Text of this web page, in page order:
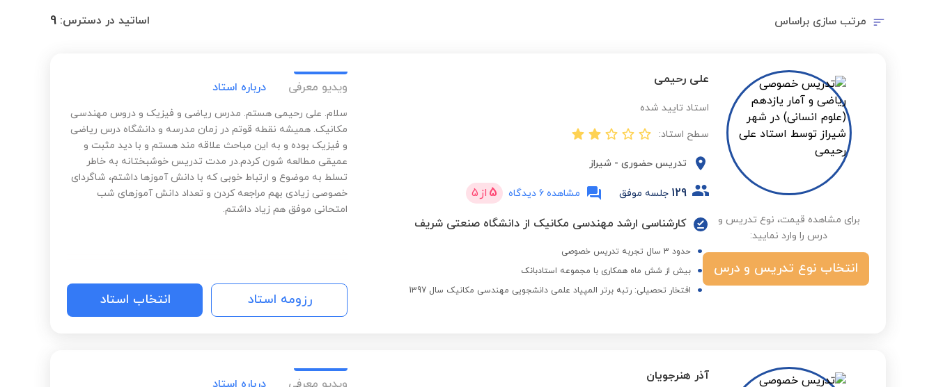
مرتب سازی براساس اساتید در دسترس: 9
برای مشاهده قیمت، نوع تدریس و
درس را وارد نمایید:
انتخاب نوع تدریس و درس
علی رحیمی
استاد تایید شده
سطح استاد:
تدریس حضوری - شیراز
129 جلسه موفق مشاهده 6 دیدگاه 5 از 5
کارشناسی ارشد مهندسی مکانیک از دانشگاه صنعتی شریف
حدود 3 سال تجربه تدریس خصوصی
بیش از شش ماه همکاری با مجموعه استادبانک
افتخار تحصیلی: رتبه برتر المپیاد علمی دانشجویی مهندسی مکانیک سال 1397
ویدیو معرفی درباره استاد
سلام. علی رحیمی هستم. مدرس ریاضی و فیزیک و دروس مهندسی
مکانیک. همیشه نقطه قوتم در زمان مدرسه و دانشگاه درس ریاضی
و فیزیک بوده و به این مباحث علاقه مند هستم و با دید مثبت و
عمیقی مطالعه شون کردم.در مدت تدریس خوشبختانه به خاطر
تسلط به موضوع و ارتباط خوبی که با دانش آموزها داشتم، شاگردای
خصوصی زیادی بهم مراجعه کردن و تعداد دانش آموزهای شب
امتحانی موفق هم زیاد داشتم.
رزومه استاد انتخاب استاد
آذر هنرجویان